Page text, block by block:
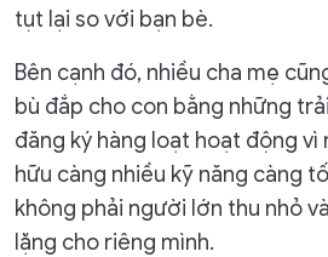
tụt lại so với bạn bè.
Bên cạnh đó, nhiều cha mẹ
bù đắp cho con bằng những
đăng ký hàng loạt hoạt động vì
hữu càng nhiều kỹ năng càng
không phải người lớn thu nhỏ
lặng cho riêng mình.